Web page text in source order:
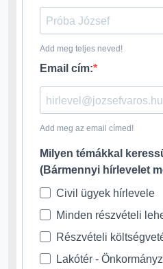
Add meg teljes neved!
Email cím:
Add meg az email címed!
Milyen témákkal
(Bármennyi hírlevelet
Civil ügyek hírlevele
Minden részvételi
Részvételi
Lakótér -